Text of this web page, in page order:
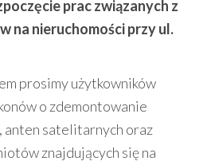
prac związanych z
na nieruchomości przy ul.
prosimy użytkowników
o zdemontowanie
anten satelitarnych oraz
znajdujących się na